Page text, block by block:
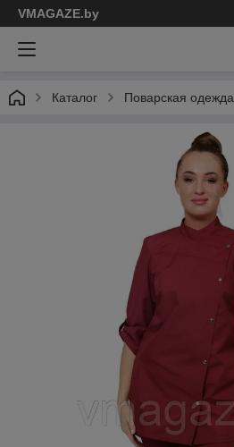
VMAGAZE.by
Каталог Поварская одежда